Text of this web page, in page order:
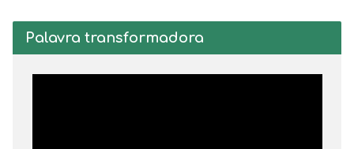
Palavra transformadora